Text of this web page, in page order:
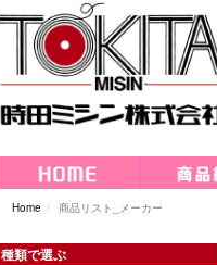
Home 商品リスト_メーカー
種類で選ぶ